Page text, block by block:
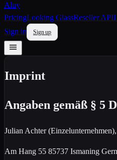
Aluy
PricingLooking GlassReseller API
Sign in
Sign up
Imprint
Angaben gemäß § 5
Julian Achter
Am Hang 55 85737 Ismaning